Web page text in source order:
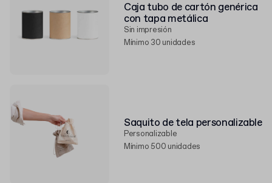
Caja tubo de cartón genérica
con tapa metálica
Sin impresión
Mínimo 30 unidades
Saquito de tela personalizable
Personalizable
Mínimo 500 unidades